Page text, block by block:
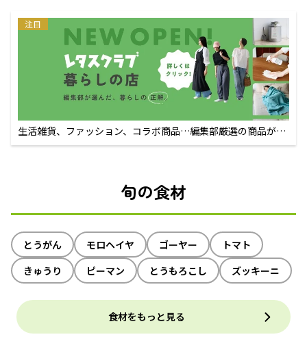
注目
生活雑貨、ファッション、コラボ商品…編集部厳選の商品が買
えるECサイト
旬の食材
とうがん モロヘイヤ ゴーヤー
トマト
きゅうり
ピーマン とうもろこし ズッキーニ
食材をもっと見る